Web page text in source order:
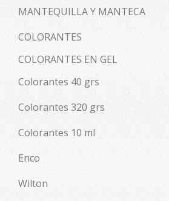
MANTEQUILLA Y MANTECA
COLORANTES
COLORANTES EN GEL
Colorantes 40 grs
Colorantes 320 grs
Colorantes 10 ml
Enco
Wilton